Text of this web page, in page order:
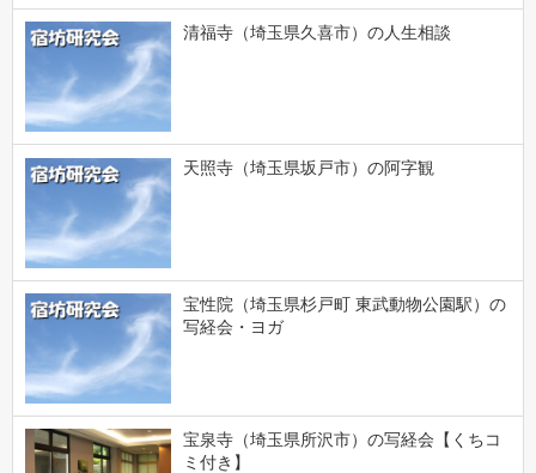
清福寺（埼玉県久喜市）の人生相談
天照寺（埼玉県坂戸市）の阿字観
宝性院（埼玉県杉戸町 東武動物公園駅）の
写経会・ヨガ
宝泉寺（埼玉県所沢市）の写経会【くちコ
ミ付き】